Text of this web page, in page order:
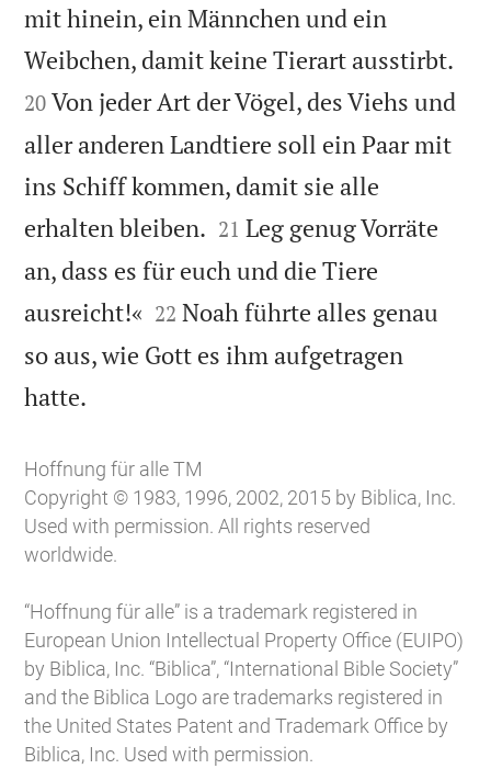
mit hinein, ein Männchen und ein
Weibchen, damit keine Tierart ausstirbt.
20 Von jeder Art der Vögel, des Viehs und
aller anderen Landtiere soll ein Paar mit
ins Schiff kommen, damit sie alle
erhalten bleiben. 

21 Leg genug Vorräte
an, dass es für euch und die Tiere
ausreicht!« 

22 Noah führte alles genau
so aus, wie Gott es ihm aufgetragen
hatte.
Hoffnung für alle TM
Copyright © 1983, 1996, 2002, 2015 by Biblica, Inc.
Used with permission. All rights reserved
worldwide.
“Hoffnung für alle” is a trademark registered in
European Union Intellectual Property Office (EUIPO)
by Biblica, Inc. “Biblica”, “International Bible Society”
and the Biblica Logo are trademarks registered in
the United States Patent and Trademark Office by
Biblica, Inc. Used with permission.